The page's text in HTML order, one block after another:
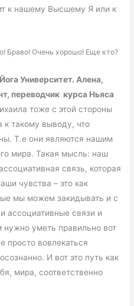
к нашему Высшему Я или к
Браво! Очень хорошо! Еще кто?
Университет. Алена,
переводчик курса Ньяса
тоже с этой стороны
к такому выводу, что
Т.е они являются нашим
мира. Такая мысль: наш
связь, которая
чувства – это как
мы можем закидывать и с
ассоциативные связи и
нужно уметь правильно вот
просто вовлекаться
И вот это путь как
мира, соответственно